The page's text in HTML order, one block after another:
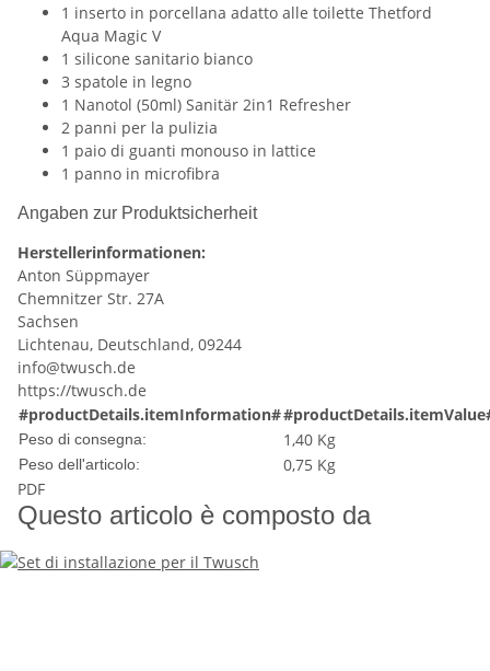
1 inserto in porcellana adatto alle toilette Thetford
Aqua Magic V
1 silicone sanitario bianco
3 spatole in legno
1 Nanotol (50ml) Sanitär 2in1 Refresher
2 panni per la pulizia
1 paio di guanti monouso in lattice
1 panno in microfibra
Angaben zur Produktsicherheit
Herstellerinformationen:
Anton Süppmayer
Chemnitzer Str. 27A
Sachsen
Lichtenau, Deutschland, 09244
info@twusch.de
https://twusch.de
#productDetails.itemInformation#
Peso di consegna: 1,40 Kg
Peso dell'articolo: 0,75 Kg
PDF
Questo articolo è composto da